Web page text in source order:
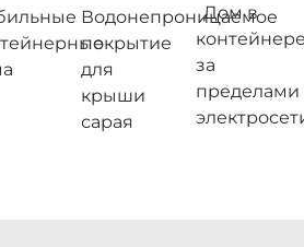
Водонепроницаемое
покрытие
для
крыши
сарая
Дом в
за
пределами